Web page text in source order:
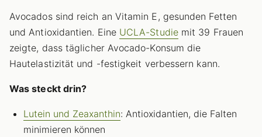
Avocados sind reich an Vitamin E, gesunden Fetten
und Antioxidantien. Eine UCLA-Studiemit 39 Frauen
zeigte, dass täglicher Avocado-Konsum die
Hautelastizität und -festigkeit verbessern kann.
Was steckt drin?
Lutein und Zeaxanthin: Antioxidantien, die Falten
minimieren können